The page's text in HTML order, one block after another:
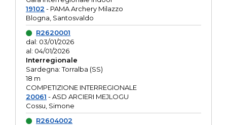
19102 - PAMA Archery Milazzo
Blogna, Santosvaldo
R2620001
dal: 03/01/2026
al: 04/01/2026
Interregionale
Sardegna: Torralba (SS)
18 m
COMPETIZIONE INTERREGIONALE
20061 - ASD ARCIERI MEJLOGU
Cossu, Simone
R2604002